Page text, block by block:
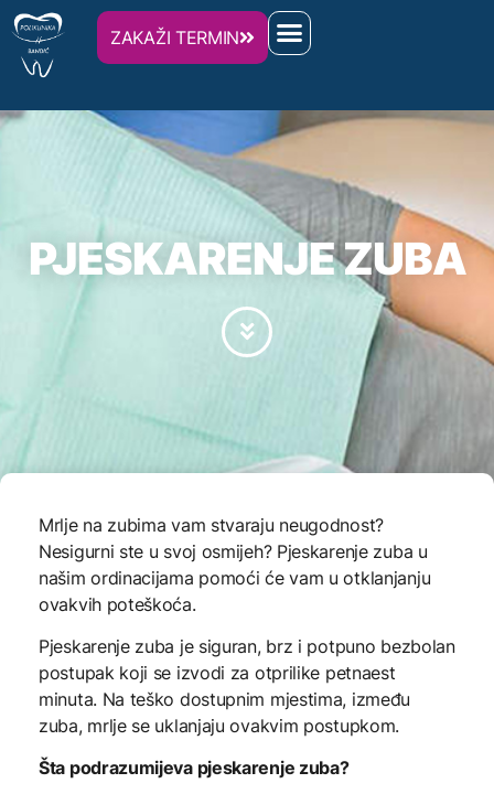
ZAKAŽI TERMIN
PJESKARENJE ZUBA
Mrlje na zubima vam stvaraju neugodnost?
Nesigurni ste u svoj osmijeh? Pjeskarenje zuba u
našim ordinacijama pomoći će vam u otklanjanju
ovakvih poteškoća.
Pjeskarenje zuba je siguran, brz i potpuno bezbolan
postupak koji se izvodi za otprilike petnaest
minuta. Na teško dostupnim mjestima, između
zuba, mrlje se uklanjaju ovakvim postupkom.
Šta podrazumijeva pjeskarenje zuba?